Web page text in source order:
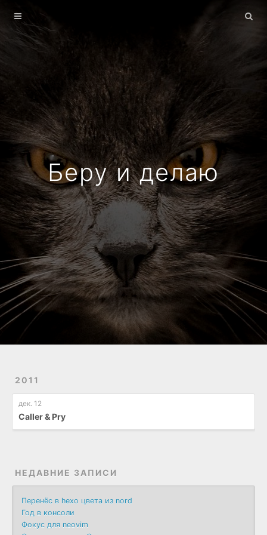
Беру и делаю
2011
дек. 12
Caller & Pry
НЕДАВНИЕ ЗАПИСИ
Перенёс в hexo цвета из nord
Год в консоли
Фокус для neovim
Главная
Архив